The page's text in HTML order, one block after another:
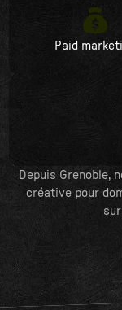
Paid
Depuis Grenoble,
créative pour